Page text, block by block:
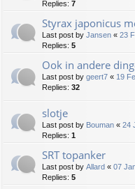
Replies: 7
Styrax japonicus
Last post by Jansen « 23
Replies: 5
Ook in andere
Last post by geert7 « 19
Replies: 32
slotje
Last post by Bouman « 24
Replies: 1
SRT topanker
Last post by Allard « 07
Replies: 5